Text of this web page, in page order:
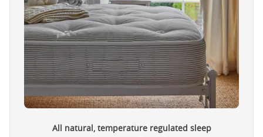
All natural, temperature regulated sleep